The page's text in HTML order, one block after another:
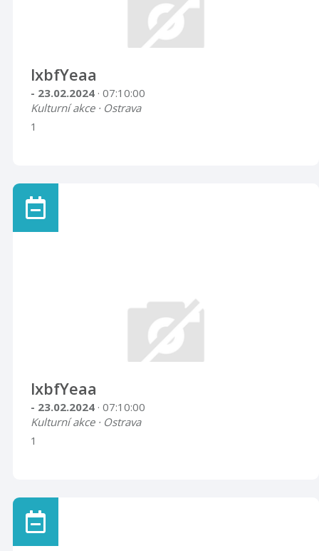
lxbfYeaa
- 23.02.2024 · 07:10:00
Kulturní akce · Ostrava
1
lxbfYeaa
- 23.02.2024 · 07:10:00
Kulturní akce · Ostrava
1